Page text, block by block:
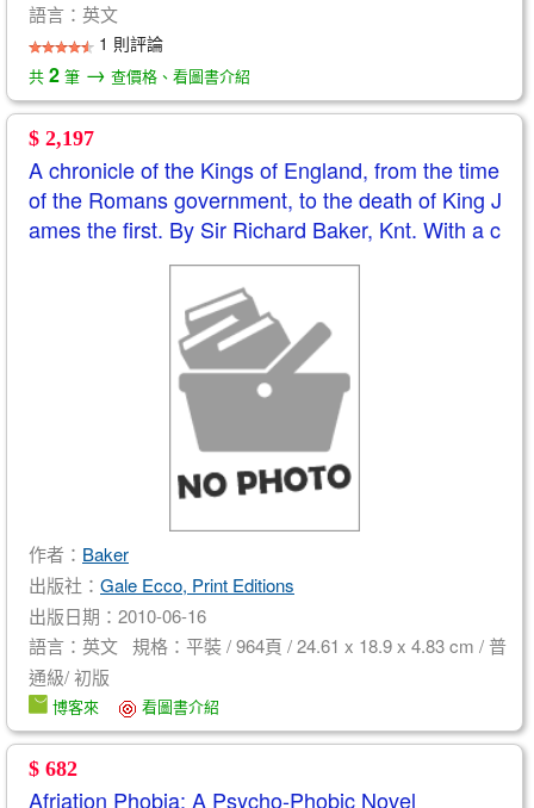
語言：英文
1 則評論
共 2 筆 → 查價格、看圖書介紹
$ 2,197
A chronicle of the Kings of England, from the time
of the Romans government, to the death of King J
ames the first. By Sir Richard Baker, Knt. With a c
作者： Baker
出版社： Gale Ecco, Print Editions
出版日期：2010-06-16
語言：英文 規格：平裝 / 964頁 / 24.61 x 18.9 x 4.83 cm / 普
通級/ 初版
博客來 看圖書介紹
$ 682
Afriation Phobia: A Psycho-Phobic Novel